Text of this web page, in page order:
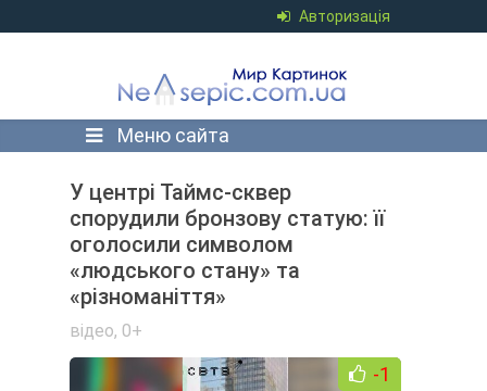
Авторизація
Меню сайта
У центрі Таймс-сквер
спорудили бронзову статую: її
оголосили символом
«людського стану» та
«різноманіття»
відео, 0+
-1